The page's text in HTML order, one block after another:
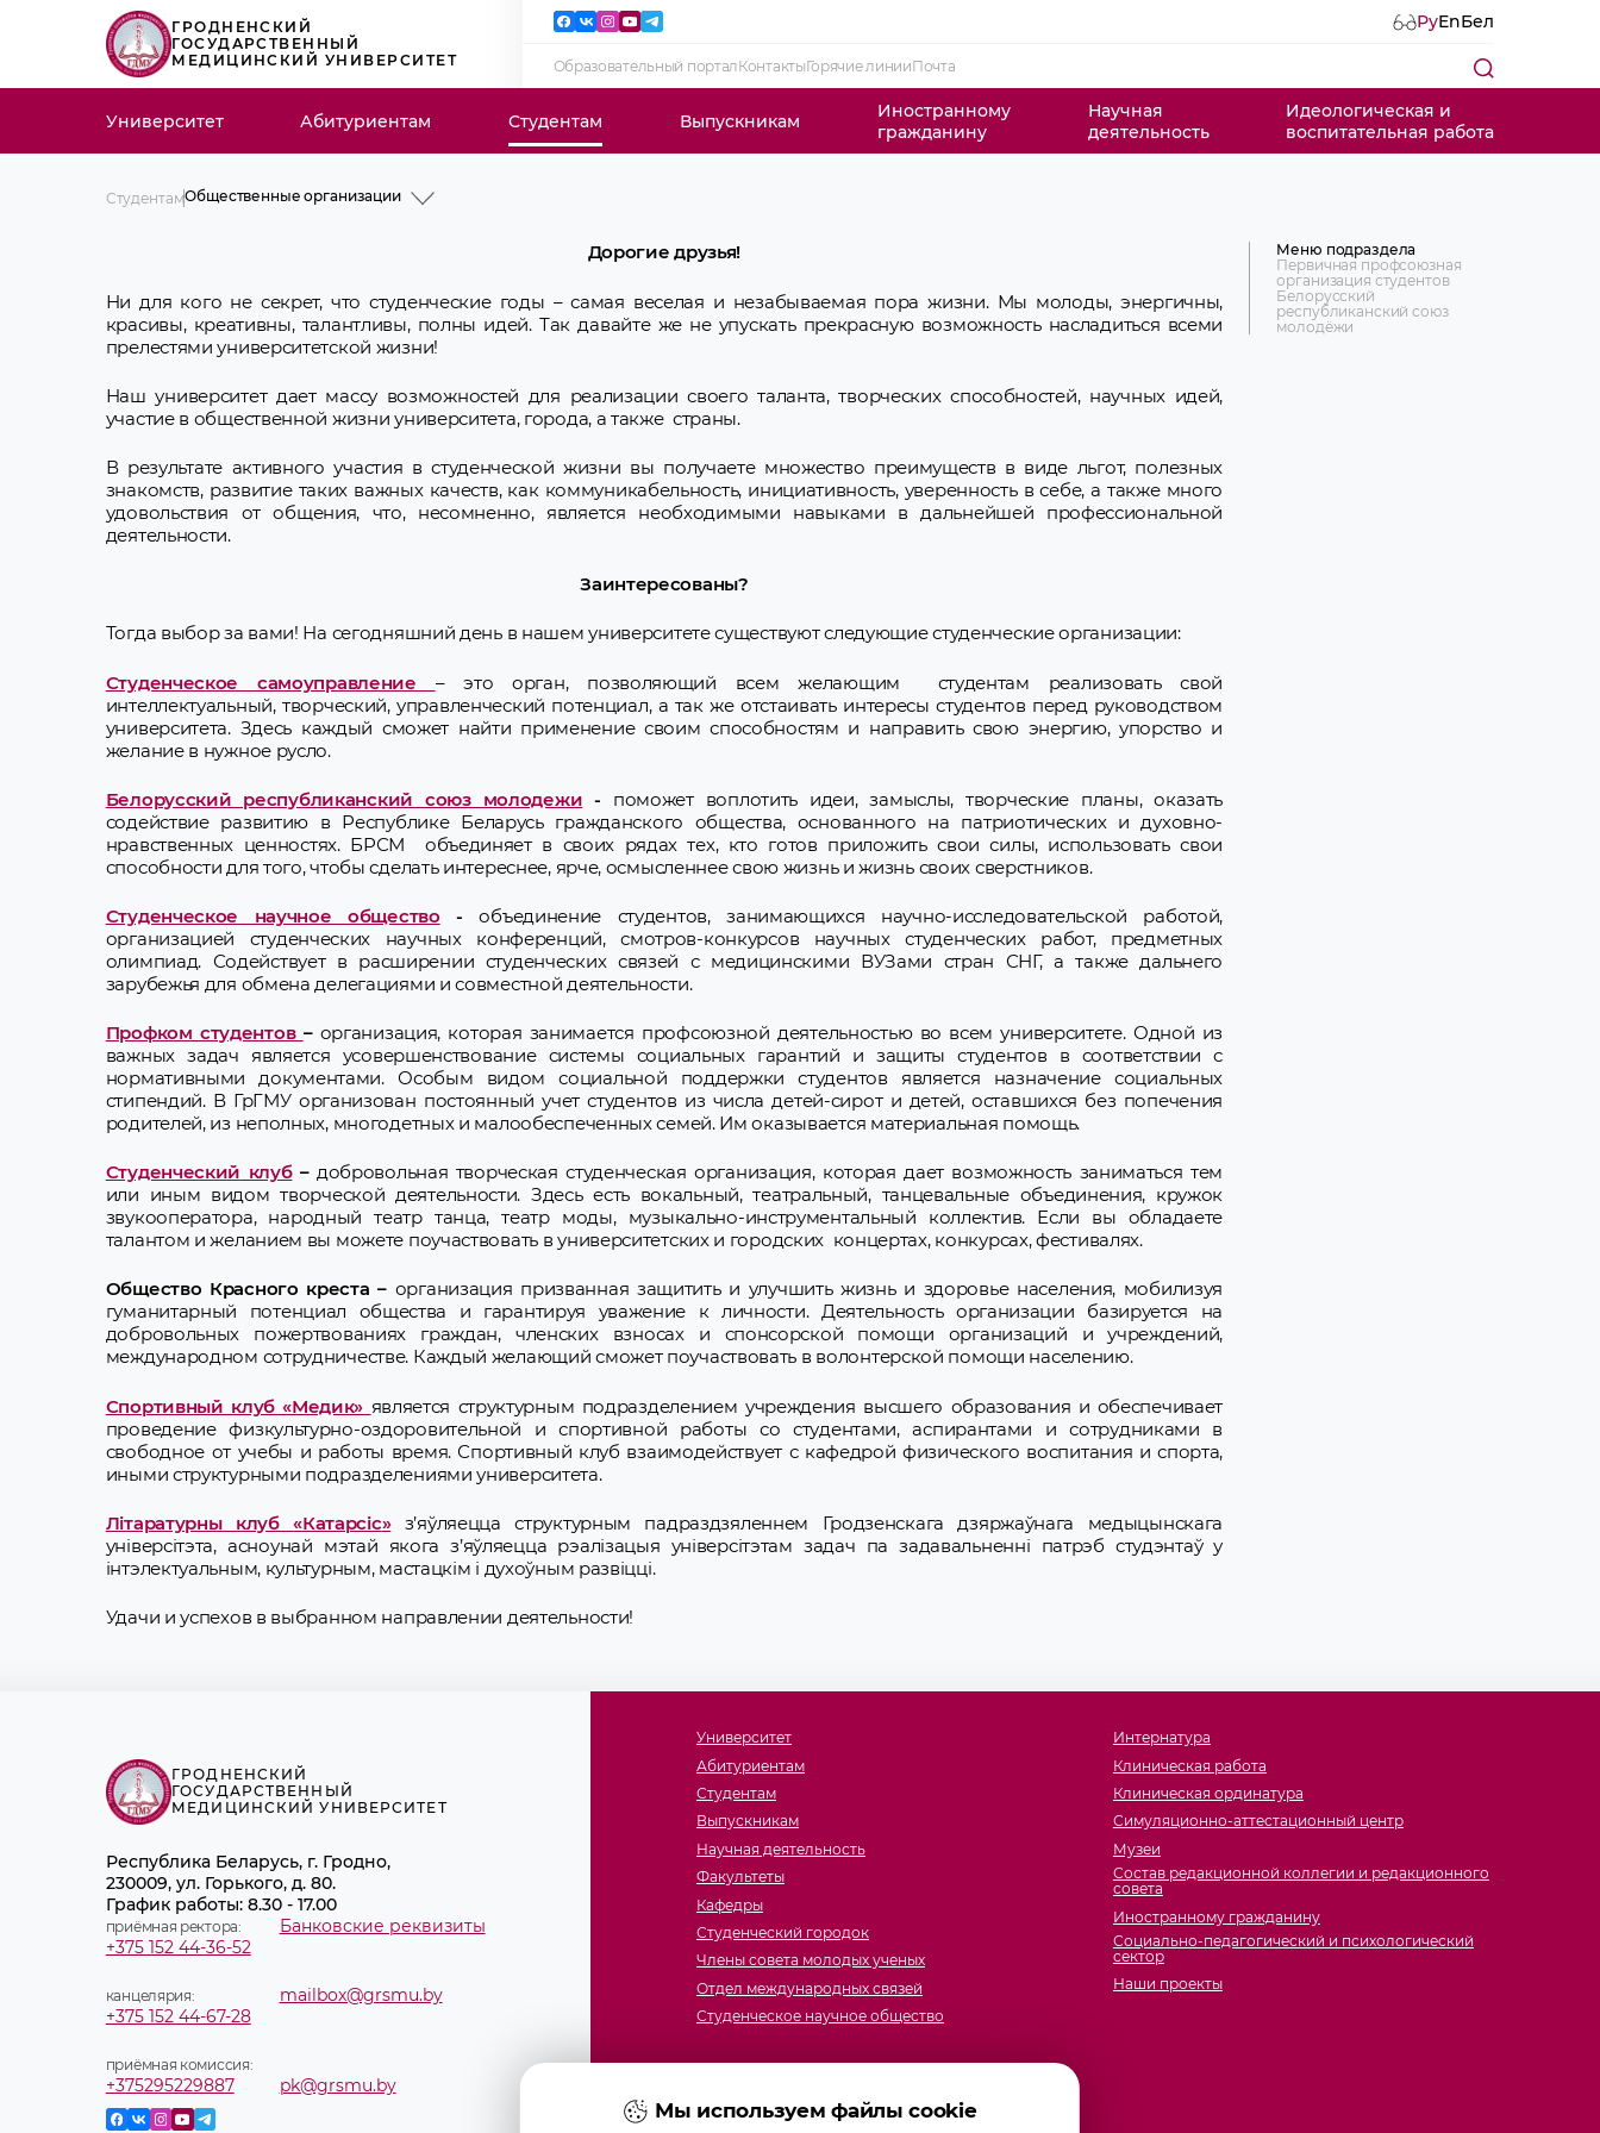
ГРОДНЕНСКИЙ
ГОСУДАРСТВЕННЫЙ
МЕДИЦИНСКИЙ УНИВЕРСИТЕТ
РуEnБел
Образовательный порталКонтактыГорячие линииПочта
Университет Абитуриентам Студентам Выпускникам
Иностранному
гражданину
Научная
деятельность
Идеологическая и
воспитательная работа
СтудентамОбщественные организации
Библиотека
Учебный процесс
Практика
Платное обучение
Студенческая жизнь
Общественные организации
Студенческое научное общество
Запись на консультацию к педагогу-
психологу
Социально-педагогический и
психологический сектор
Информационные ресурсы в сфере
Дорогие друзья!
Ни для кого не секрет, что студенческие годы – самая веселая и незабываемая пора жизни. Мы молоды, энергичны,
красивы, креативны, талантливы, полны идей. Так давайте же не упускать прекрасную возможность насладиться всеми
прелестями университетской жизни!
Наш университет дает массу возможностей для реализации своего таланта, творческих способностей, научных идей,
участие в общественной жизни университета, города, а также страны.
В результате активного участия в студенческой жизни вы получаете множество преимуществ в виде льгот, полезных
знакомств, развитие таких важных качеств, как коммуникабельность, инициативность, уверенность в себе, а также много
удовольствия от общения, что, несомненно, является необходимыми навыками в дальнейшей профессиональной
деятельности.
Заинтересованы?
Тогда выбор за вами! На сегодняшний день в нашем университете существуют следующие студенческие организации:
Студенческое самоуправление – это орган, позволяющий всем желающим студентам реализовать свой
интеллектуальный, творческий, управленческий потенциал, а так же отстаивать интересы студентов перед руководством
университета. Здесь каждый сможет найти применение своим способностям и направить свою энергию, упорство и
желание в нужное русло.
Белорусский республиканский союз молодежи - поможет воплотить идеи, замыслы, творческие планы, оказать
содействие развитию в Республике Беларусь гражданского общества, основанного на патриотических и духовно-
нравственных ценностях. БРСМ объединяет в своих рядах тех, кто готов приложить свои силы, использовать свои
способности для того, чтобы сделать интереснее, ярче, осмысленнее свою жизнь и жизнь своих сверстников.
Студенческое научное общество -объединение студентов, занимающихся научно-исследовательской работой,
организацией студенческих научных конференций, смотров-конкурсов научных студенческих работ, предметных
олимпиад. Содействует в расширении студенческих связей с медицинскими ВУЗами стран СНГ, а также дальнего
зарубежья для обмена делегациями и совместной деятельности.
Профком студентов – организация, которая занимается профсоюзной деятельностью во всем университете. Одной из
важных задач является усовершенствование системы социальных гарантий и защиты студентов в соответствии с
нормативными документами. Особым видом социальной поддержки студентов является назначение социальных
стипендий. В ГрГМУ организован постоянный учет студентов из числа детей-сирот и детей, оставшихся без попечения
родителей, из неполных, многодетных и малообеспеченных семей. Им оказывается материальная помощь.
Студенческий клуб– добровольная творческая студенческая организация, которая дает возможность заниматься тем
или иным видом творческой деятельности. Здесь есть вокальный, театральный, танцевальные объединения, кружок
звукооператора, народный театр танца, театр моды, музыкально-инструментальный коллектив. Если вы обладаете
талантом и желанием вы можете поучаствовать в университетских и городских концертах, конкурсах, фестивалях.
Общество Красного креста – организация призванная защитить и улучшить жизнь и здоровье населения, мобилизуя
гуманитарный потенциал общества и гарантируя уважение к личности. Деятельность организации базируется на
добровольных пожертвованиях граждан, членских взносах и спонсорской помощи организаций и учреждений,
международном сотрудничестве. Каждый желающий сможет поучаствовать в волонтерской помощи населению.
Спортивный клуб «Медик» является структурным подразделением учреждения высшего образования и обеспечивает
проведение физкультурно-оздоровительной и спортивной работы со студентами, аспирантами и сотрудниками в
свободное от учебы и работы время. Спортивный клуб взаимодействует с кафедрой физического воспитания и спорта,
иными структурными подразделениями университета.
Літаратурны клуб«Катарсіс»з’яўляецца структурным падраздзяленнем Гродзенскага дзяржаўнага медыцынскага
універсітэта, асноунай мэтай якога з’яўляецца рэалізацыя універсітэтам задач па задавальненні патрэб студэнтаў у
інтэлектуальным, культурным, мастацкім і духоўным развіцці.
Удачи и успехов в выбранном направлении деятельности!
Меню подраздела
Первичная профсоюзная
организация студентов
Белорусский
республиканский союз
молодёжи
ГРОДНЕНСКИЙ
ГОСУДАРСТВЕННЫЙ
МЕДИЦИНСКИЙ УНИВЕРСИТЕТ
Республика Беларусь, г. Гродно,
230009, ул. Горького, д. 80.
График работы: 8.30 - 17.00
приёмная ректора:
+375 152 44-36-52
Банковские реквизиты
канцелярия:
+375 152 44-67-28
mailbox@grsmu.by
приёмная комиссия:
+375295229887 pk@grsmu.by
Университет
Абитуриентам
Студентам
Выпускникам
Научная деятельность
Факультеты
Кафедры
Студенческий городок
Члены совета молодых ученых
Отдел международных связей
Студенческое научное общество
Интернатура
Клиническая работа
Клиническая ординатура
Симуляционно-аттестационный центр
Музеи
Состав редакционной коллегии и редакционного
совета
Иностранному гражданину
Социально-педагогический и психологический
сектор
Наши проекты
Мы используем файлы cookie